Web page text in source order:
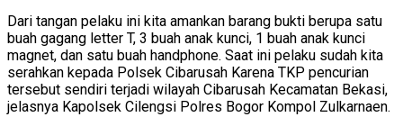
Dari tangan pelaku ini kita amankan barang bukti berupa satu
buah gagang letter T, 3 buah anak kunci, 1 buah anak kunci
magnet, dan satu buah handphone. Saat ini pelaku sudah kita
serahkan kepada Polsek Cibarusah Karena TKP pencurian
tersebut sendiri terjadi wilayah Cibarusah Kecamatan Bekasi,
jelasnya Kapolsek Cilengsi Polres Bogor Kompol Zulkarnaen.